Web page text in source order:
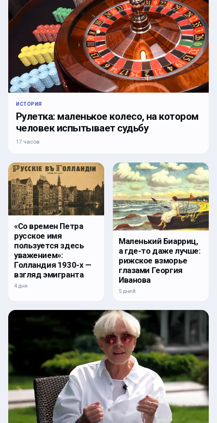
ИСТОРИЯ
Рулетка: маленькое колесо, на котором
человек испытывает судьбу
17 часов
«Со времен Петра
русское имя
пользуется здесь
уважением»:
Голландия 1930-х —
взгляд эмигранта
4 дня
Маленький Биарриц,
а где-то даже лучше:
рижское взморье
глазами Георгия
Иванова
5 дней